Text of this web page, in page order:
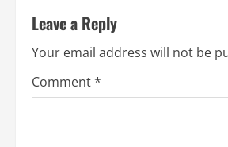
i
n
u
Leave a Reply
Your email address will not be
Comment*